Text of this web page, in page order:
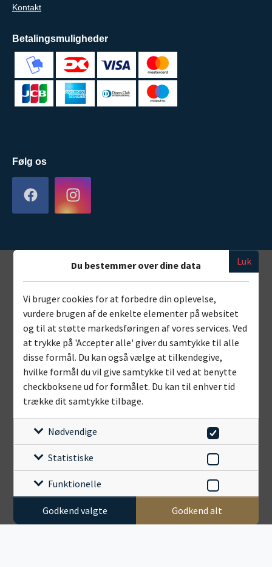
Kontakt
Betalingsmuligheder
Følg os
Luk
Du bestemmer over dine data
Vi bruger cookies for at forbedre din oplevelse,
vurdere brugen af de enkelte elementer på websitet
og til at støtte markedsføringen af vores services. Ved
at trykke på 'Accepter alle' giver du samtykke til alle
disse formål. Du kan også vælge at tilkendegive,
hvilke formål du vil give samtykke til ved at benytte
checkboksene ud for formålet. Du kan til enhver tid
trække dit samtykke tilbage.
Nødvendige
Statistiske
Funktionelle
Godkend alt
Godkend valgte